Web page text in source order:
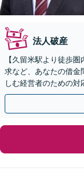
法人破産
【久留米駅より徒歩
求など、あなたの借金
しむ経営者のための
ことはいたしません。